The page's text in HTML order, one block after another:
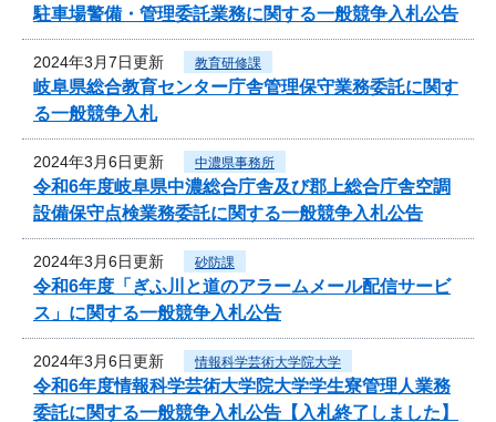
駐車場警備・管理委託業務に関する一般競争入札公告
2024年3月7日更新 教育研修課
岐阜県総合教育センター庁舎管理保守業務委託に関す
る一般競争入札
2024年3月6日更新 中濃県事務所
令和6年度岐阜県中濃総合庁舎及び郡上総合庁舎空調
設備保守点検業務委託に関する一般競争入札公告
2024年3月6日更新 砂防課
令和6年度「ぎふ川と道のアラームメール配信サービ
ス」に関する一般競争入札公告
2024年3月6日更新 情報科学芸術大学院大学
令和6年度情報科学芸術大学院大学学生寮管理人業務
委託に関する一般競争入札公告【入札終了しました】